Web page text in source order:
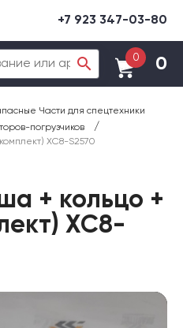
+7 923 347-03-80
0 0
Части для спецтехники
погрузчиков /
XC8-S2570
+ кольцо +
XC8-